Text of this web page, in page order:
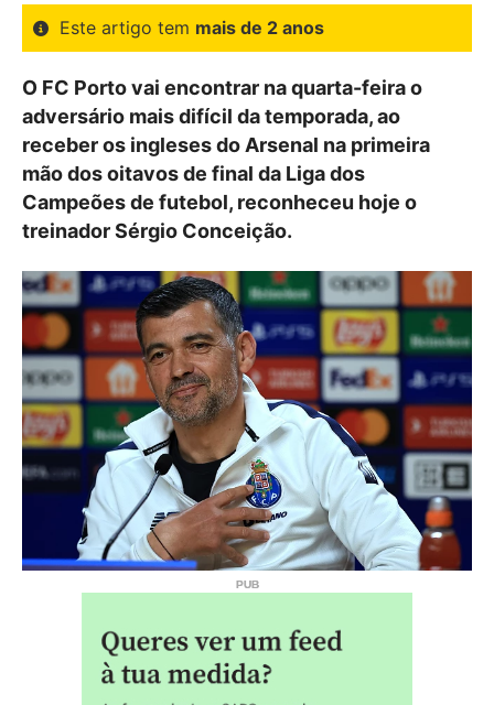
Este artigo tem mais de 2 anos
O FC Porto vai encontrar na quarta-feira o
adversário mais difícil da temporada, ao
receber os ingleses do Arsenal na primeira
mão dos oitavos de final da Liga dos
Campeões de futebol, reconheceu hoje o
treinador Sérgio Conceição.